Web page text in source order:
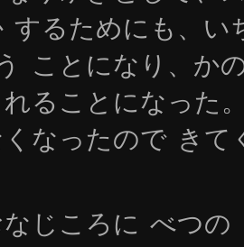
するためにも、
ことになり、か
ることになった
なったので きて
じころに べつ